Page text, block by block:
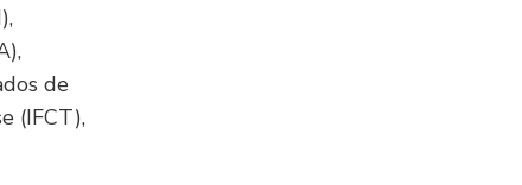
de
(IFCT),